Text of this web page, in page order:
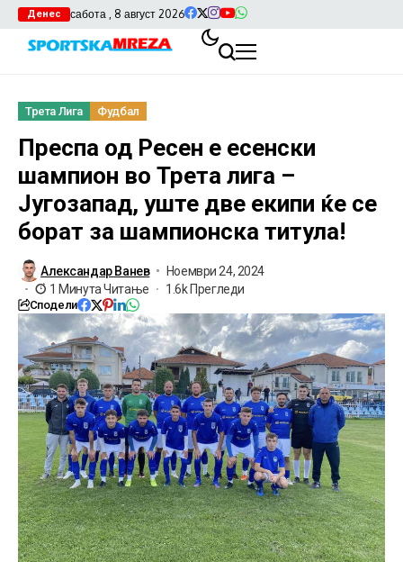
Денес сабота , 8 август 2026
Трета Лига Фудбал
Преспа од Ресен е есенски
шампион во Трета лига –
Југозапад, уште две екипи ќе се
борат за шампионска титула!
Александар Ванев
Ноември 24, 2024
1 Минута Читање
1.6k Прегледи
Сподели